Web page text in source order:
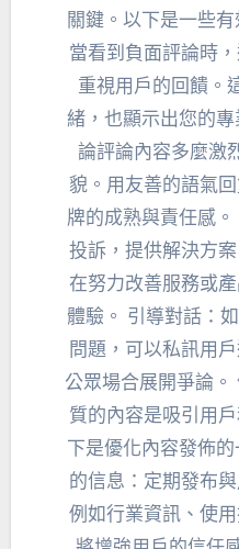
關鍵。以下是一些
當看到負面評論時
重視用戶的回饋。
緒，也顯示出您的
論評論內容多麼激
貌。用友善的語氣
牌的成熟與責任感
投訴，提供解決方
在努力改善服務或
體驗。 引導對話：
問題，可以私訊用
公眾場合展開爭論
質的內容是吸引用
下是優化內容發佈
的信息：定期發布
例如行業資訊、使